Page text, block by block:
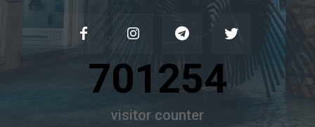
701254
visitor counter